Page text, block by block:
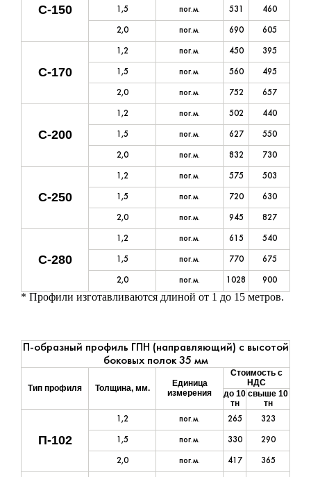
С-150 1,5 пог.м. 531 460
2,0 пог.м. 690 605
С-170
1,2 пог.м. 450 395
1,5 пог.м. 560 495
2,0 пог.м. 752 657
С-200
1,2 пог.м. 502 440
1,5 пог.м. 627 550
2,0 пог.м. 832 730
С-250
1,2 пог.м. 575 503
1,5 пог.м. 720 630
2,0 пог.м. 945 827
С-280
1,2 пог.м. 615 540
1,5 пог.м. 770 675
2,0 пог.м. 1028 900
* Профили изготавливаются длиной от 1 до 15 метров.
П-образный профиль ГПН (направляющий) с высотой
боковых полок 35 мм
Тип профиля Толщина, мм.
Единица
измерения
Стоимость с
НДС
до 10
тн
свыше 10
тн
П-102
1,2 пог.м. 265 323
1,5 пог.м. 330 290
2,0 пог.м. 417 365